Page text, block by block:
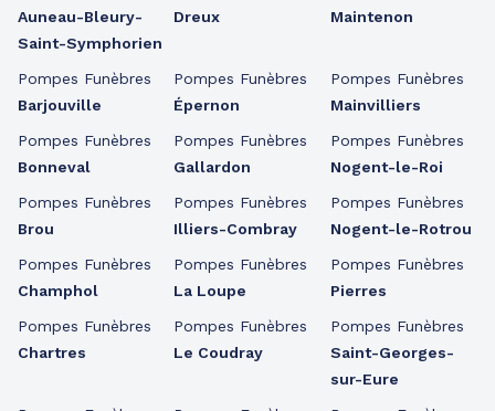
Auneau-Bleury-
Saint-Symphorien
Pompes Funèbres
Barjouville
Pompes Funèbres
Bonneval
Pompes Funèbres
Brou
Pompes Funèbres
Champhol
Pompes Funèbres
Chartres
Dreux
Pompes Funèbres
Épernon
Pompes Funèbres
Gallardon
Pompes Funèbres
Illiers-Combray
Pompes Funèbres
La Loupe
Pompes Funèbres
Le Coudray
Maintenon
Pompes Funèbres
Mainvilliers
Pompes Funèbres
Nogent-le-Roi
Pompes Funèbres
Nogent-le-Rotrou
Pompes Funèbres
Pierres
Pompes Funèbres
Saint-Georges-
sur-Eure